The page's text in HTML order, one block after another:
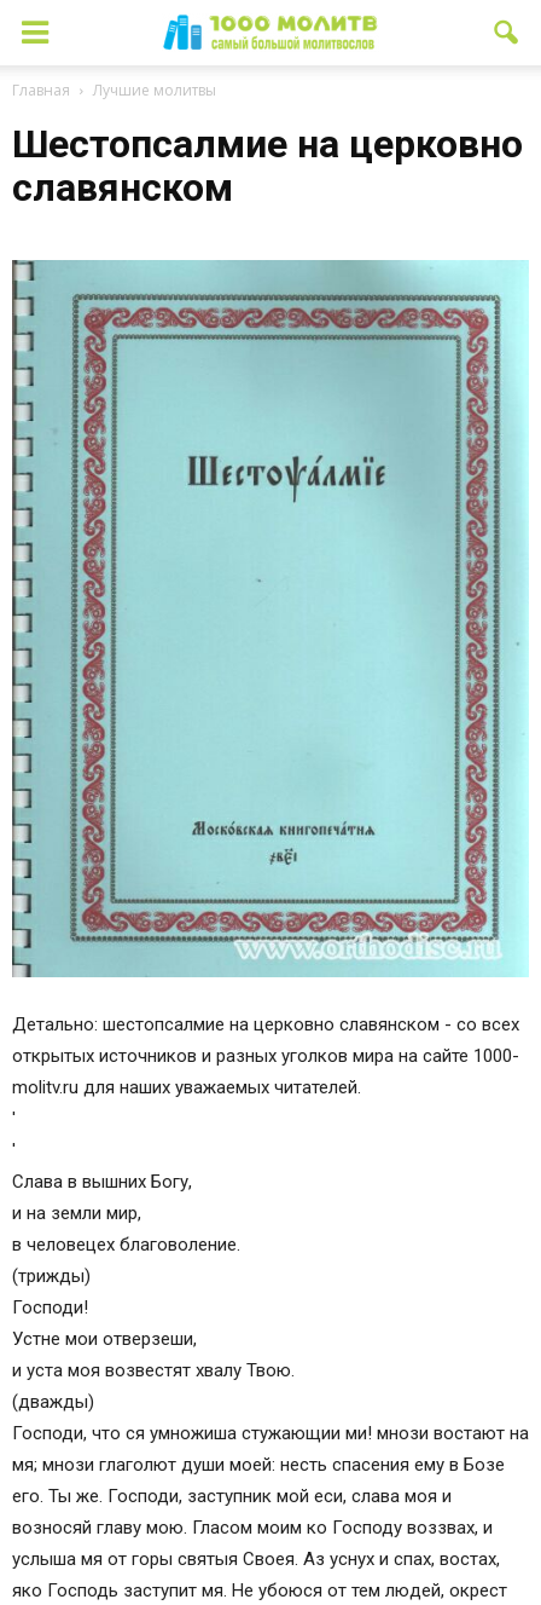
Главная Лучшие молитвы
Шестопсалмие на церковно
славянском
Детально: шестопсалмие на церковно славянском - со всех
открытых источников и разных уголков мира на сайте 1000-
molitv.ru для наших уважаемых читателей.
'
'
Слава в вышних Богу,
и на земли мир,
в человецех благоволение.
(трижды)
Господи!
Устне мои отверзеши,
и уста моя возвестят хвалу Твою.
(дважды)
Господи, что ся умножиша стужающии ми! мнози востают на
мя; мнози глаголют души моей: несть спасения ему в Бозе
его. Ты же. Господи, заступник мой еси, слава моя и
возносяй главу мою. Гласом моим ко Господу воззвах, и
услыша мя от горы святыя Своея. Аз уснух и спах, востах,
яко Господь заступит мя. Не убоюся от тем людей, окрест